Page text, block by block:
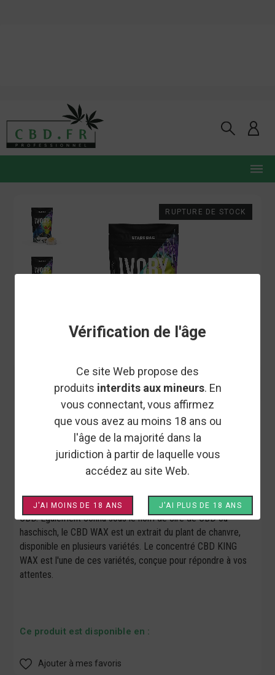
Vérification de l'âge
Ce site Web propose des
produits interdits aux mineurs. En
vous connectant, vous affirmez
que vous avez au moins 18 ans ou
l'âge de la majorité dans la
juridiction à partir de laquelle vous
accédez au site Web.
J'AI MOINS DE 18 ANS J'AI PLUS DE 18 ANS
RUPTURE DE STOCK
KING WAX - CONCENTRÉ CBD -
IVORY
apprécié pour son faible taux de THC et sa forte teneur en
CBD. Également connu sous le nom de cire de CBD ou
haschisch, le CBD WAX est un extrait du plant de chanvre,
disponible en plusieurs variétés. Le concentré CBD KING
WAX est l'une de ces variétés, conçue pour répondre à vos
attentes.
Ce produit est disponible en :
Ajouter à mes favoris